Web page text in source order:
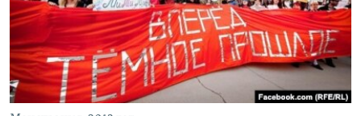
ПОДПИШИТЕСЬ НА РАССЫЛКУ
СОЦИАЛЬНЫЕ СЕТИ